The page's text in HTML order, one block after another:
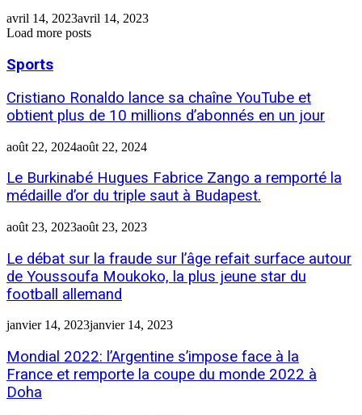
avril 14, 2023avril 14, 2023
Load more posts
Sports
Cristiano Ronaldo lance sa chaîne YouTube et
obtient plus de 10 millions d’abonnés en un jour
août 22, 2024août 22, 2024
Le Burkinabé Hugues Fabrice Zango a remporté la
médaille d’or du triple saut à Budapest.
août 23, 2023août 23, 2023
Le débat sur la fraude sur l’âge refait surface autour
de Youssoufa Moukoko, la plus jeune star du
football allemand
janvier 14, 2023janvier 14, 2023
Mondial 2022: l’Argentine s’impose face à la
France et remporte la coupe du monde 2022 à
Doha